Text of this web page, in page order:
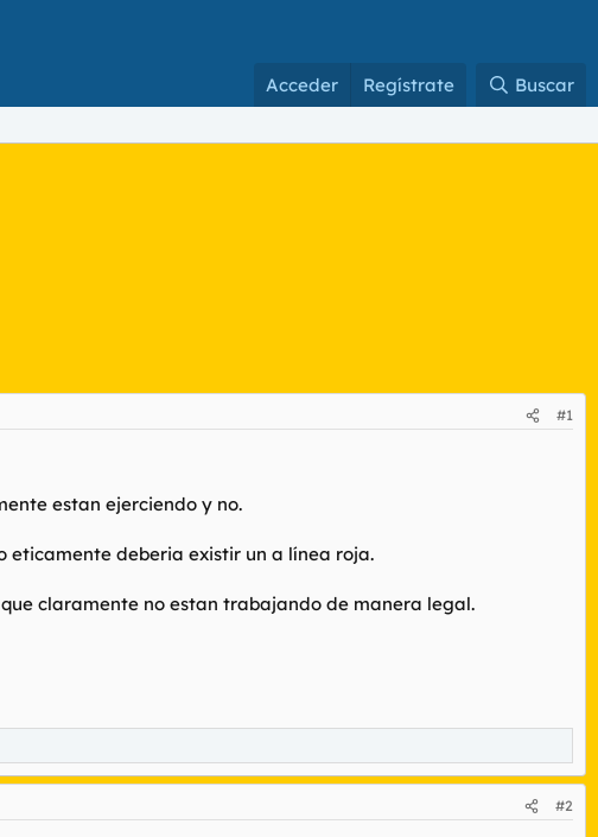
Acceder Regístrate Buscar
#1
estan ejerciendo y no.
eticamente deberia existir un a línea roja.
claramente no estan trabajando de manera legal.
#2